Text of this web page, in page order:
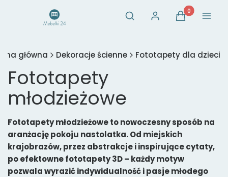
Otwórz wyszukiwarkę
Szukaj Zaloguj sięProdukty w
Koszyk Menu
główna Dekoracje ścienne Fototapety dla dzieci
Fototapety
młodzieżowe
Fototapety młodzieżowe to nowoczesny sposób na
aranżację pokoju nastolatka. Od miejskich
krajobrazów, przez abstrakcje i inspirujące cytaty,
po efektowne fototapety 3D – każdy motyw
pozwala wyrazić indywidualność i pasje młodego